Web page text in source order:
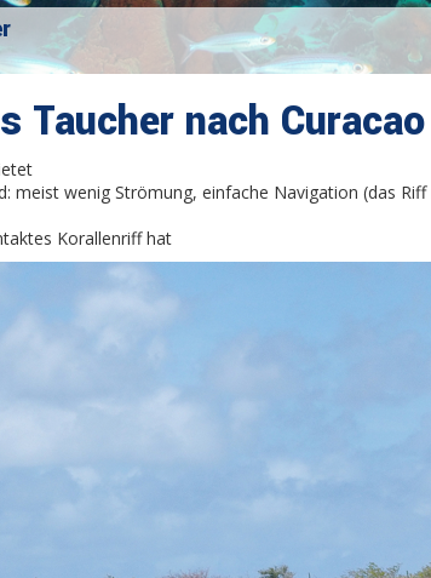
Taucher nach
meist wenig Strömung, einfache Navigation (das
Korallenriff hat